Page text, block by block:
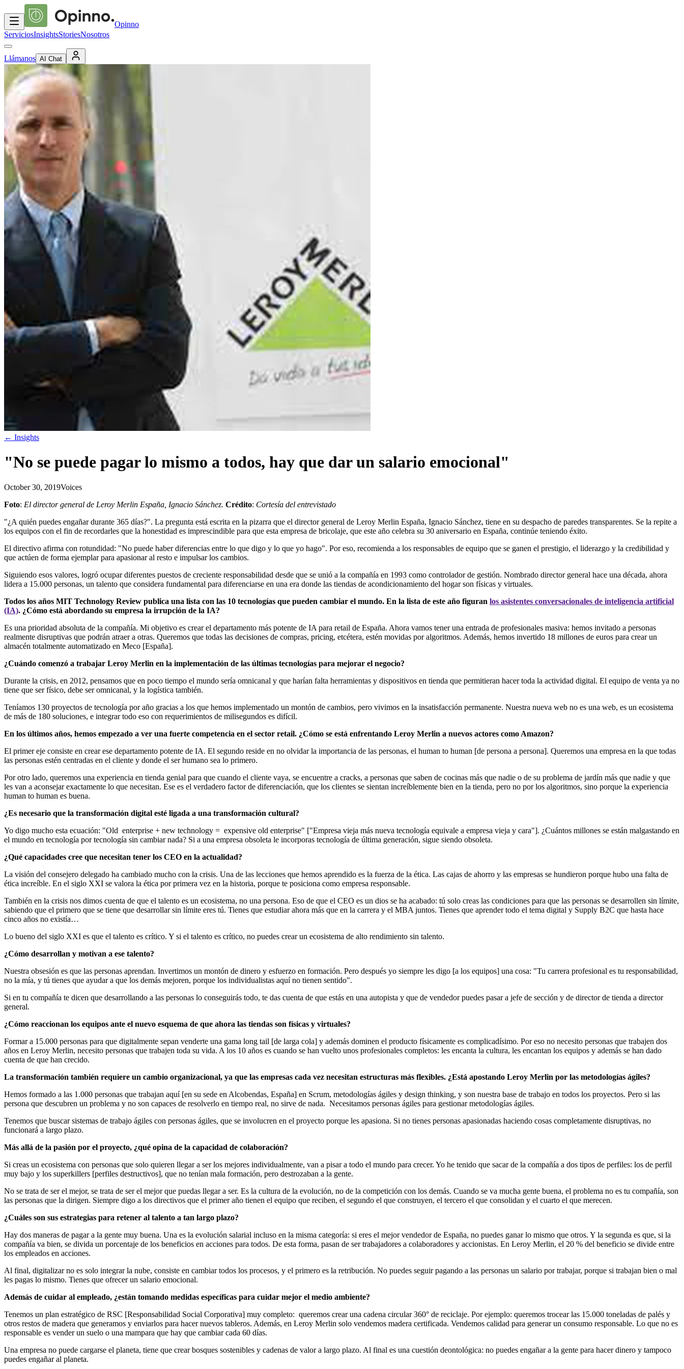
Opinno
ServiciosInsightsStoriesNosotros
Llámanos AI Chat
← Insights
"No se puede pagar lo mismo a todos, hay que dar un salario emocional"
October 30, 2019Voices
Foto: El director general de Leroy Merlin España, Ignacio Sánchez. Crédito: Cortesía del entrevistado
"¿A quién puedes engañar durante 365 días?". La pregunta está escrita en la pizarra que el director general de Leroy Merlin España, Ignacio Sánchez, tiene en su despacho de paredes transparentes. Se la repite a
los equipos con el fin de recordarles que la honestidad es imprescindible para que esta empresa de bricolaje, que este año celebra su 30 aniversario en España, continúe teniendo éxito.
El directivo afirma con rotundidad: "No puede haber diferencias entre lo que digo y lo que yo hago". Por eso, recomienda a los responsables de equipo que se ganen el prestigio, el liderazgo y la credibilidad y
que actúen de forma ejemplar para apasionar al resto e impulsar los cambios.
Siguiendo esos valores, logró ocupar diferentes puestos de creciente responsabilidad desde que se unió a la compañía en 1993 como controlador de gestión. Nombrado director general hace una década, ahora
lidera a 15.000 personas, un talento que considera fundamental para diferenciarse en una era donde las tiendas de acondicionamiento del hogar son físicas y virtuales.
Todos los años MIT Technology Review publica una lista con las 10 tecnologías que pueden cambiar el mundo. En la lista de este año figuran los asistentes conversacionales de inteligencia artificial
(IA). ¿Cómo está abordando su empresa la irrupción de la IA?
Es una prioridad absoluta de la compañía. Mi objetivo es crear el departamento más potente de IA para retail de España. Ahora vamos tener una entrada de profesionales masiva: hemos invitado a personas
realmente disruptivas que podrán atraer a otras. Queremos que todas las decisiones de compras, pricing, etcétera, estén movidas por algoritmos. Además, hemos invertido 18 millones de euros para crear un
almacén totalmente automatizado en Meco [España].
¿Cuándo comenzó a trabajar Leroy Merlin en la implementación de las últimas tecnologías para mejorar el negocio?
Durante la crisis, en 2012, pensamos que en poco tiempo el mundo sería omnicanal y que harían falta herramientas y dispositivos en tienda que permitieran hacer toda la actividad digital. El equipo de venta ya no
tiene que ser físico, debe ser omnicanal, y la logística también.
Teníamos 130 proyectos de tecnología por año gracias a los que hemos implementado un montón de cambios, pero vivimos en la insatisfacción permanente. Nuestra nueva web no es una web, es un ecosistema
de más de 180 soluciones, e integrar todo eso con requerimientos de milisegundos es difícil.
En los últimos años, hemos empezado a ver una fuerte competencia en el sector retail. ¿Cómo se está enfrentando Leroy Merlin a nuevos actores como Amazon?
El primer eje consiste en crear ese departamento potente de IA. El segundo reside en no olvidar la importancia de las personas, el human to human [de persona a persona]. Queremos una empresa en la que todas
las personas estén centradas en el cliente y donde el ser humano sea lo primero.
Por otro lado, queremos una experiencia en tienda genial para que cuando el cliente vaya, se encuentre a cracks, a personas que saben de cocinas más que nadie o de su problema de jardín más que nadie y que
les van a aconsejar exactamente lo que necesitan. Ese es el verdadero factor de diferenciación, que los clientes se sientan increíblemente bien en la tienda, pero no por los algoritmos, sino porque la experiencia
human to human es buena.
¿Es necesario que la transformación digital esté ligada a una transformación cultural?
Yo digo mucho esta ecuación: "Old enterprise + new technology = expensive old enterprise" ["Empresa vieja más nueva tecnología equivale a empresa vieja y cara"]. ¿Cuántos millones se están malgastando en
el mundo en tecnología por tecnología sin cambiar nada? Si a una empresa obsoleta le incorporas tecnología de última generación, sigue siendo obsoleta.
¿Qué capacidades cree que necesitan tener los CEO en la actualidad?
La visión del consejero delegado ha cambiado mucho con la crisis. Una de las lecciones que hemos aprendido es la fuerza de la ética. Las cajas de ahorro y las empresas se hundieron porque hubo una falta de
ética increíble. En el siglo XXI se valora la ética por primera vez en la historia, porque te posiciona como empresa responsable.
También en la crisis nos dimos cuenta de que el talento es un ecosistema, no una persona. Eso de que el CEO es un dios se ha acabado: tú solo creas las condiciones para que las personas se desarrollen sin límite,
sabiendo que el primero que se tiene que desarrollar sin límite eres tú. Tienes que estudiar ahora más que en la carrera y el MBA juntos. Tienes que aprender todo el tema digital y Supply B2C que hasta hace
cinco años no existía…
Lo bueno del siglo XXI es que el talento es crítico. Y si el talento es crítico, no puedes crear un ecosistema de alto rendimiento sin talento.
¿Cómo desarrollan y motivan a ese talento?
Nuestra obsesión es que las personas aprendan. Invertimos un montón de dinero y esfuerzo en formación. Pero después yo siempre les digo [a los equipos] una cosa: "Tu carrera profesional es tu responsabilidad,
no la mía, y tú tienes que ayudar a que los demás mejoren, porque los individualistas aquí no tienen sentido".
Si en tu compañía te dicen que desarrollando a las personas lo conseguirás todo, te das cuenta de que estás en una autopista y que de vendedor puedes pasar a jefe de sección y de director de tienda a director
general.
¿Cómo reaccionan los equipos ante el nuevo esquema de que ahora las tiendas son físicas y virtuales?
Formar a 15.000 personas para que digitalmente sepan venderte una gama long tail [de larga cola] y además dominen el producto físicamente es complicadísimo. Por eso no necesito personas que trabajen dos
años en Leroy Merlin, necesito personas que trabajen toda su vida. A los 10 años es cuando se han vuelto unos profesionales completos: les encanta la cultura, les encantan los equipos y además se han dado
cuenta de que han crecido.
La transformación también requiere un cambio organizacional, ya que las empresas cada vez necesitan estructuras más flexibles. ¿Está apostando Leroy Merlin por las metodologías ágiles?
Hemos formado a las 1.000 personas que trabajan aquí [en su sede en Alcobendas, España] en Scrum, metodologías ágiles y design thinking, y son nuestra base de trabajo en todos los proyectos. Pero si las
persona que descubren un problema y no son capaces de resolverlo en tiempo real, no sirve de nada. Necesitamos personas ágiles para gestionar metodologías ágiles.
Tenemos que buscar sistemas de trabajo ágiles con personas ágiles, que se involucren en el proyecto porque les apasiona. Si no tienes personas apasionadas haciendo cosas completamente disruptivas, no
funcionará a largo plazo.
Más allá de la pasión por el proyecto, ¿qué opina de la capacidad de colaboración?
Si creas un ecosistema con personas que solo quieren llegar a ser los mejores individualmente, van a pisar a todo el mundo para crecer. Yo he tenido que sacar de la compañía a dos tipos de perfiles: los de perfil
muy bajo y los superkillers [perfiles destructivos], que no tenían mala formación, pero destrozaban a la gente.
No se trata de ser el mejor, se trata de ser el mejor que puedas llegar a ser. Es la cultura de la evolución, no de la competición con los demás. Cuando se va mucha gente buena, el problema no es tu compañía, son
las personas que la dirigen. Siempre digo a los directivos que el primer año tienen el equipo que reciben, el segundo el que construyen, el tercero el que consolidan y el cuarto el que merecen.
¿Cuáles son sus estrategias para retener al talento a tan largo plazo?
Hay dos maneras de pagar a la gente muy buena. Una es la evolución salarial incluso en la misma categoría: si eres el mejor vendedor de España, no puedes ganar lo mismo que otros. Y la segunda es que, si la
compañía va bien, se divida un porcentaje de los beneficios en acciones para todos. De esta forma, pasan de ser trabajadores a colaboradores y accionistas. En Leroy Merlin, el 20 % del beneficio se divide entre
los empleados en acciones.
Al final, digitalizar no es solo integrar la nube, consiste en cambiar todos los procesos, y el primero es la retribución. No puedes seguir pagando a las personas un salario por trabajar, porque si trabajan bien o mal
les pagas lo mismo. Tienes que ofrecer un salario emocional.
Además de cuidar al empleado, ¿están tomando medidas específicas para cuidar mejor el medio ambiente?
Tenemos un plan estratégico de RSC [Responsabilidad Social Corporativa] muy completo: queremos crear una cadena circular 360° de reciclaje. Por ejemplo: queremos trocear las 15.000 toneladas de palés y
otros restos de madera que generamos y enviarlos para hacer nuevos tableros. Además, en Leroy Merlin solo vendemos madera certificada. Vendemos calidad para generar un consumo responsable. Lo que no es
responsable es vender un suelo o una mampara que hay que cambiar cada 60 días.
Una empresa no puede cargarse el planeta, tiene que crear bosques sostenibles y cadenas de valor a largo plazo. Al final es una cuestión deontológica: no puedes engañar a la gente para hacer dinero y tampoco
puedes engañar al planeta.